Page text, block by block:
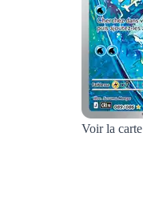
Voir la carte